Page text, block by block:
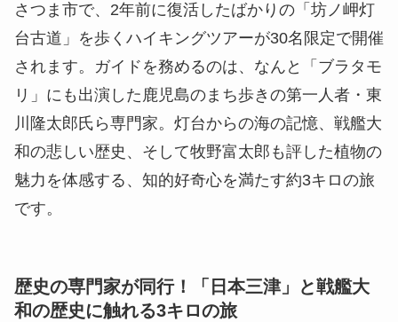
さつま市で、2年前に復活したばかりの「坊ノ岬灯
台古道」を歩くハイキングツアーが30名限定で開催
されます。ガイドを務めるのは、なんと「ブラタモ
リ」にも出演した鹿児島のまち歩きの第一人者・東
川隆太郎氏ら専門家。灯台からの海の記憶、戦艦大
和の悲しい歴史、そして牧野富太郎も評した植物の
魅力を体感する、知的好奇心を満たす約3キロの旅
です。
歴史の専門家が同行！「日本三津」と戦艦大
和の歴史に触れる3キロの旅